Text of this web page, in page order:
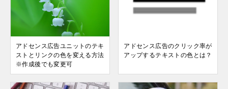
アドセンス広告ユニットのテキ
ストとリンクの色を変える方法
※作成後でも変更可
アドセンス広告のクリック率が
アップするテキストの色とは？